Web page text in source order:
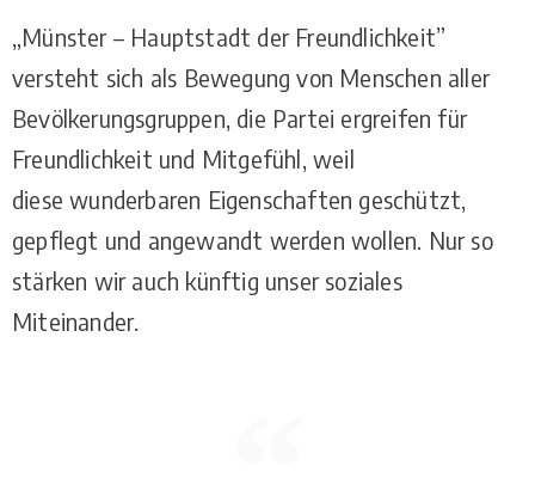
„Münster – Hauptstadt der Freundlichkeit”
versteht sich als Bewegung von Menschen aller
Bevölkerungsgruppen, die Partei ergreifen für
Freundlichkeit und Mitgefühl, weil
diese wunderbaren Eigenschaften geschützt,
gepflegt und angewandt werden wollen. Nur so
stärken wir auch künftig unser soziales
Miteinander.